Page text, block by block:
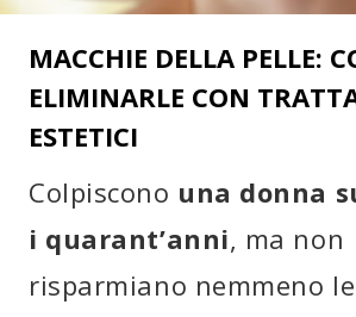
MACCHIE DELLA PELLE:
ELIMINARLE CON
ESTETICI
Colpiscono una donna
i quarant’anni, ma non
risparmiano nemmeno